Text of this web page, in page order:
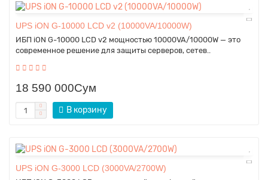
UPS iON G-10000 LCD v2 (10000VA/10000W)
ИБП iON G-10000 LCD v2 мощностью 10000VA/10000W — это
современное решение для защиты серверов, сетев..
18 590 000Сум
В корзину
UPS iON G-3000 LCD (3000VA/2700W)